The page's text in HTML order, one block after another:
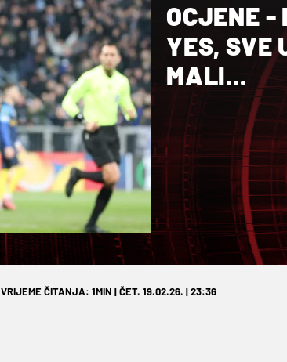
OCJENE -
YES, SVE
MALI...
VRIJEME ČITANJA: 1MIN | ČET. 19.02.26. | 23:36